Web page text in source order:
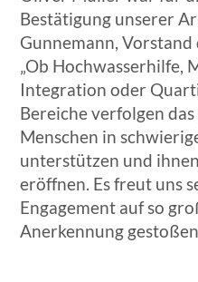
Bestätigung unserer
Gunnemann,
„Ob Hochwasserhilfe,
Integration oder
Bereiche verfolgen
Menschen in
unterstützen und
eröffnen. Es freut uns
Engagement auf so
Anerkennung gestoßen